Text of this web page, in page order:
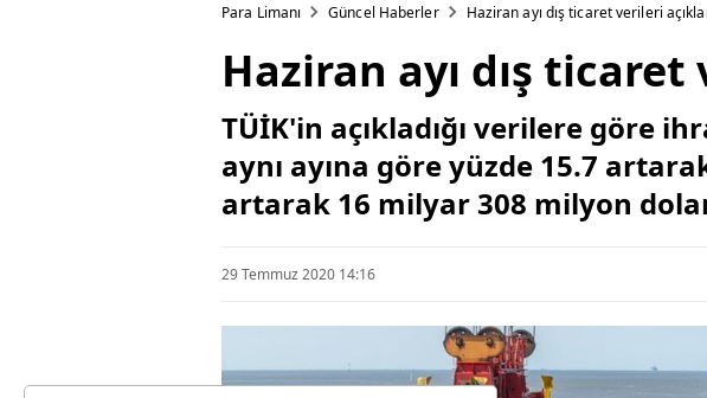
Para Limanı Güncel Haberler Haziran ayı dış ticaret verileri
Haziran ayı dış ticaret
TÜİK'in açıkladığı verilere göre
aynı ayına göre yüzde 15.7
artarak 16 milyar 308 milyon
29 Temmuz 2020 14:16